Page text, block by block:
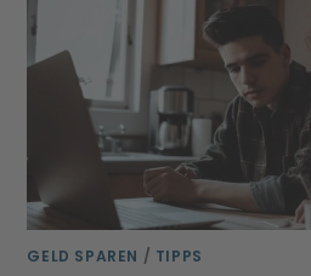
GELD SPAREN / TIPPS